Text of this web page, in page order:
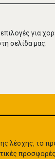
για
σελίδα μας.
λέσχης, το